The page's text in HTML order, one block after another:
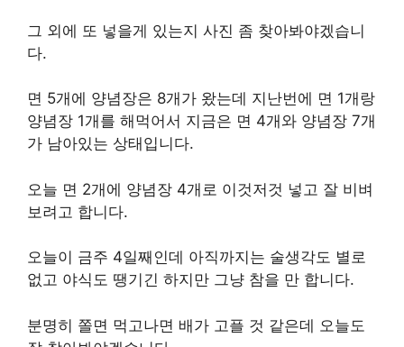
그 외에 또 넣을게 있는지 사진 좀 찾아봐야겠습니
다.
면 5개에 양념장은 8개가 왔는데 지난번에 면 1개랑
양념장 1개를 해먹어서 지금은 면 4개와 양념장 7개
가 남아있는 상태입니다.
오늘 면 2개에 양념장 4개로 이것저것 넣고 잘 비벼
보려고 합니다.
오늘이 금주 4일째인데 아직까지는 술생각도 별로
없고 야식도 땡기긴 하지만 그냥 참을 만 합니다.
분명히 쫄면 먹고나면 배가 고플 것 같은데 오늘도